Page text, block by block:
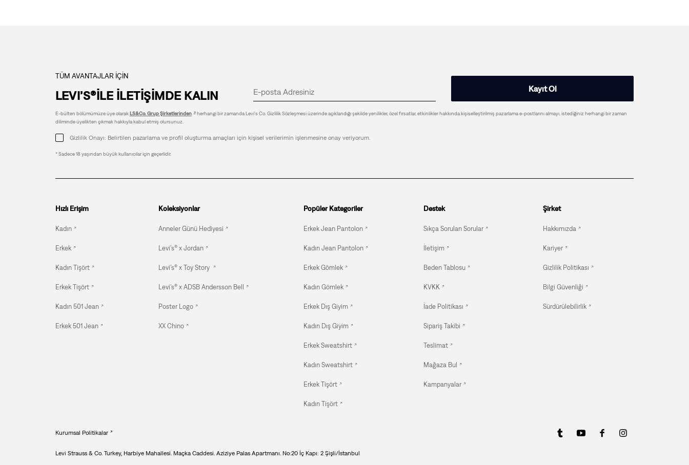
Beden: Seçiniz
TÜM AVANTAJLAR İÇİN
LEVI’S®İLE İLETİŞİMDE KALIN Kayıt Ol
E-bülten bölümümüze üye olarakLS&Co. Grup Şirketlerinden
herhangi bir zamanda Levi's Co. Gizlilik Sözleşmesi üzerinde açıklandığı şekilde yenilikler, özel fırsatlar, etkinlikler hakkında kişiselleştirilmiş pazarlama e-postlarını almayı, istediğiniz herhangi bir zaman
diliminde üyelikten çıkmak hakkıyla kabul etmiş olursunuz.
Gizlilik Onayı: Belirtilen pazarlama ve profil oluşturma amaçları için kişisel verilerimin işlenmesine onay veriyorum.
* Sadece 18 yaşından büyük kullanıcılar için geçerlidir.
Hızlı Erişim
Kadın
Erkek
Kadın Tişört
Erkek Tişört
Kadın 501 Jean
Erkek 501 Jean
Koleksiyonlar
Anneler Günü Hediyesi
Levi’s® x Jordan
Levi’s® x Toy Story
Levi’s® x ADSB Andersson Bell
Poster Logo
XX Chino
Popüler Kategoriler
Erkek Jean Pantolon
Kadın Jean Pantolon
Erkek Gömlek
Kadın Gömlek
Erkek Dış Giyim
Kadın Dış Giyim
Erkek Sweatshirt
Kadın Sweatshirt
Erkek Tişört
Kadın Tişört
Destek
Sıkça Sorulan Sorular
İletişim
Beden Tablosu
KVKK
İade Politikası
Sipariş Takibi
Teslimat
Mağaza Bul
Kampanyalar
Şirket
Hakkımızda
Kariyer
Gizlilik Politikası
Bilgi Güvenliği
Sürdürülebilirlik
Kurumsal Politikalar
Levi Strauss & Co. Turkey, Harbiye Mahallesi. Maçka Caddesi. Aziziye Palas Apartmanı. No:20 İç Kapı: 2 Şişli/İstanbul